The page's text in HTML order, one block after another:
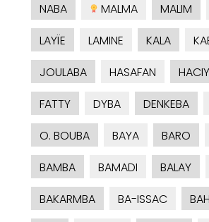
NABA
MALMA MALIM
LAYÏE
LAMINE KALA
JOULABA
HASAFAN
FATTY
DYBA DENKEBA
O. BOUBA
BAYA BARO
BAMBA
BAMADI BALAY
BAKARMBA
BA-ISSAC